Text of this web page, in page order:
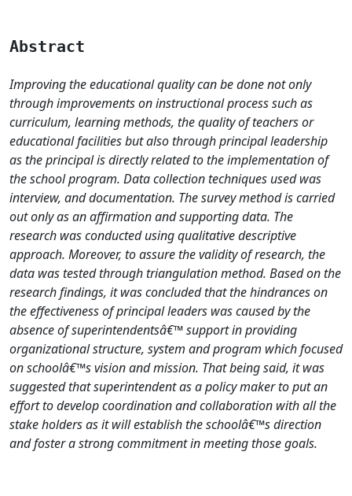
Abstract
Improving the educational quality can be done not only
through improvements on instructional process such as
curriculum, learning methods, the quality of teachers or
educational facilities but also through principal leadership
as the principal is directly related to the implementation of
the school program. Data collection techniques used was
interview, and documentation. The survey method is carried
out only as an affirmation and supporting data. The
research was conducted using qualitative descriptive
approach. Moreover, to assure the validity of research, the
data was tested through triangulation method. Based on the
research findings, it was concluded that the hindrances on
the effectiveness of principal leaders was caused by the
absence of superintendentsâ€™ support in providing
organizational structure, system and program which focused
on schoolâ€™s vision and mission. That being said, it was
suggested that superintendent as a policy maker to put an
effort to develop coordination and collaboration with all the
stake holders as it will establish the schoolâ€™s direction
and foster a strong commitment in meeting those goals.